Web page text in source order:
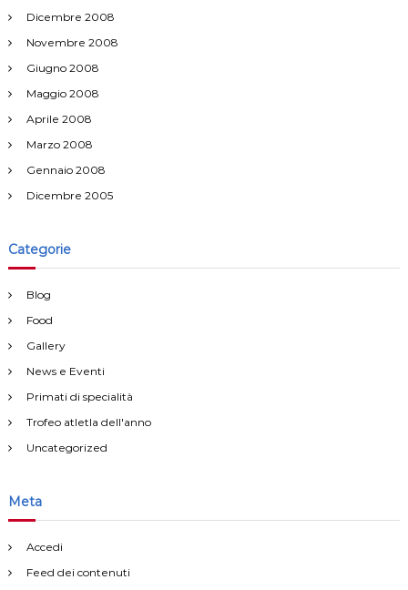
Dicembre 2008
Novembre 2008
Giugno 2008
Maggio 2008
Aprile 2008
Marzo 2008
Gennaio 2008
Dicembre 2005
Categorie
Blog
Food
Gallery
News e Eventi
Primati di specialità
Trofeo atletla dell'anno
Uncategorized
Meta
Accedi
Feed dei contenuti